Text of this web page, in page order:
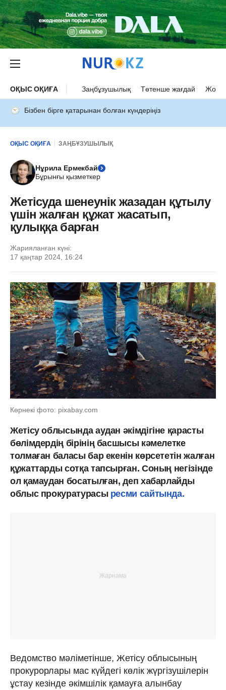
ОҚЫС ОҚИҒА Заңбұзушылық Төтенше жағдай Жол
Бізбен бірге қатарынан болған күндеріңіз
ОҚЫС ОҚИҒА ЗАҢБҰЗУШЫЛЫҚ
Нұрила Ермекбай
Бұрынғы қызметкер
Жетісуда шенеунік жазадан құтылу
үшін жалған құжат жасатып,
қулыққа барған
Жарияланған күні:
17 қаңтар 2024, 16:24
Көрнекі фото: pixabay.com
Жетісу облысында аудан әкімдігіне қарасты
бөлімдердің бірінің басшысы кәмелетке
толмаған баласы бар екенін көрсететін жалған
құжаттарды сотқа тапсырған. Соның негізінде
ол қамаудан босатылған, деп хабарлайды
облыс прокуратурасыресми сайтында.
Ведомство мәліметінше, Жетісу облысының
прокурорлары мас күйдегі көлік жүргізушілерін
ұстау кезінде әкімшілік қамауға алынбау